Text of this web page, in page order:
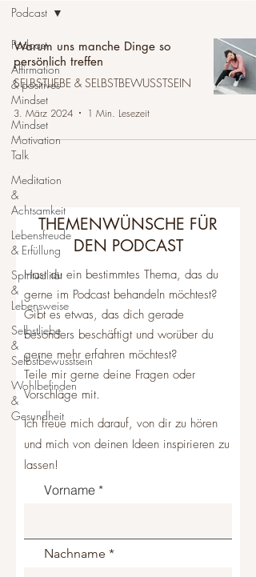
Podcast
Affirmation
& positives
Mindset
Mindset
Motivation
Talk
Meditation
&
Achtsamkeit
Lebensfreude
& Erfüllung
Spiritualität
&
Lebensweise
Selbstliebe
&
Selbstbewusstsein
Wohlbefinden
&
Gesundheit
Podcast
Warum uns manche Dinge so
persönlich treffen
SELBSTLIEBE & SELBSTBEWUSSTSEIN
3. März 2024 1 Min. Lesezeit
THEMENWÜNSCHE FÜR
DEN PODCAST
Hast du ein bestimmtes Thema, das du
gerne im Podcast behandeln möchtest?
Gibt es etwas, das dich gerade
besonders beschäftigt und worüber du
gerne mehr erfahren möchtest?
Teile mir gerne deine Fragen oder
Vorschläge mit.
Ich freue mich darauf, von dir zu hören
und mich von deinen Ideen inspirieren zu
lassen!
Vorname
Nachname